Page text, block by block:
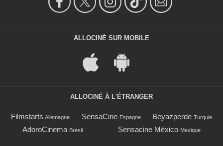
ALLOCINÉ SUR MOBILE
ALLOCINÉ À L'ÉTRANGER
Filmstarts Allemagne SensaCine Espagne Beyazperde Turquie
AdoroCinema Brésil Sensacine México Mexique